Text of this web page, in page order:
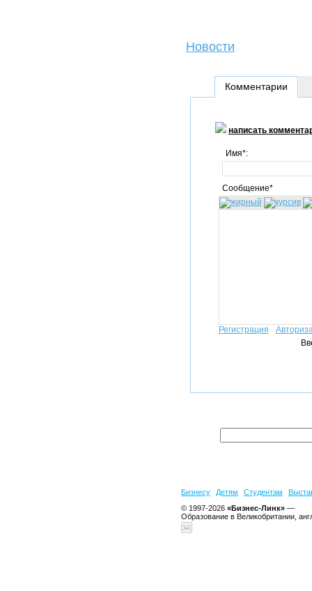
Новости
Комментарии
написать
Имя*:
Сообщение*
Регистрация
Бизнесу Детям Студентам
© 1997-2026 «Бизнес-Линк» —
Образование в Великобритании,